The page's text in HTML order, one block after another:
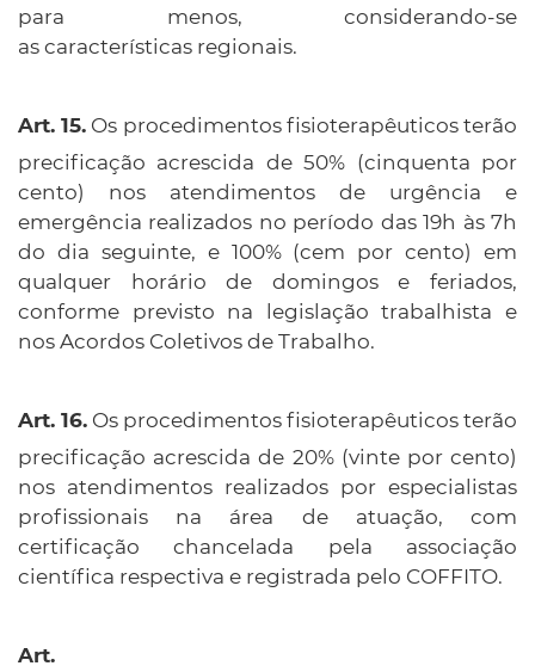
para menos, considerando-se
as características regionais.
Os procedimentos fisioterapêuticos terão
precificação acrescida de 50% (cinquenta por
cento) nos atendimentos de urgência e
emergência realizados no período das 19h às 7h
do dia seguinte, e 100% (cem por cento) em
qualquer horário de domingos e feriados,
conforme previsto na legislação trabalhista e
nos Acordos Coletivos de Trabalho.
Os procedimentos fisioterapêuticos terão
precificação acrescida de 20% (vinte por cento)
nos atendimentos realizados por especialistas
profissionais na área de atuação, com
certificação chancelada pela associação
científica respectiva e registrada pelo COFFITO.